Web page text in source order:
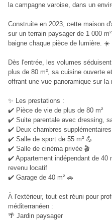
la campagne varoise, dans un
Construite en 2023, cette maison
sur un terrain paysager de 1 000
baigne chaque pièce de lumière. ☀️
Dès l'entrée, les volumes
plus de 80 m², sa cuisine ouverte
offrant une vue panoramique sur la
✨ Les prestations :
✔️ Pièce de vie de plus de 80 m²
✔️ Suite parentale avec dressing,
✔️ Deux chambres
✔️ Salle de sport de 55 m² 💪
✔️ Salle de cinéma privée 🎬
✔️ Appartement indépendant de 40
revenu locatif
✔️ Garage de 40 m² 🚗
À l'extérieur, tout est réuni pour
méditerranéen :
🌴 Jardin paysager